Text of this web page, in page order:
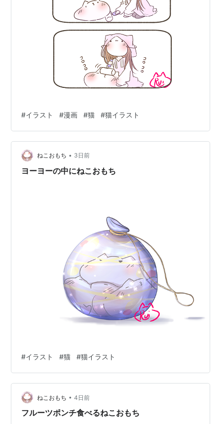
#イラスト #漫画 #猫 #猫イラスト
ねこおもち • 3日前
ヨーヨーの中にねこおもち
#イラスト #猫 #猫イラスト
ねこおもち • 4日前
フルーツポンチ食べるねこおもち